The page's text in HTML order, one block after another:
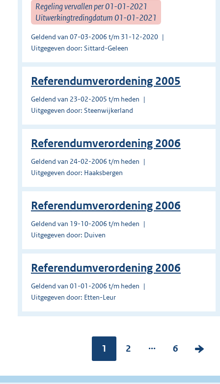
Regeling vervallen per 01-01-2021
Uitwerkingtredingdatum 01-01-2021
Geldend van 07-03-2006 t/m 31-12-2020
Uitgegeven door: Sittard-Geleen
Referendumverordening 2005
Geldend van 23-02-2005 t/m heden
Uitgegeven door: Steenwijkerland
Referendumverordening 2006
Geldend van 24-02-2006 t/m heden
Uitgegeven door: Haaksbergen
Referendumverordening 2006
Geldend van 19-10-2006 t/m heden
Uitgegeven door: Duiven
Referendumverordening 2006
Geldend van 01-01-2006 t/m heden
Uitgegeven door: Etten-Leur
Pagina:
1
P
g
2 ...
P
g
6
V
l